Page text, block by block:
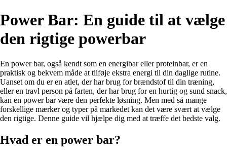
Power Bar: En guide til at vælge
den rigtige powerbar
En power bar, også kendt som en energibar eller proteinbar, er en
praktisk og bekvem måde at tilføje ekstra energi til din daglige rutine.
Uanset om du er en atlet, der har brug for brændstof til din træning,
eller en travl person på farten, der har brug for en hurtig og sund snack,
kan en power bar være den perfekte løsning. Men med så mange
forskellige mærker og typer på markedet kan det være svært at vælge
den rigtige. Denne guide vil hjælpe dig med at træffe det bedste valg.
Hvad er en power bar?